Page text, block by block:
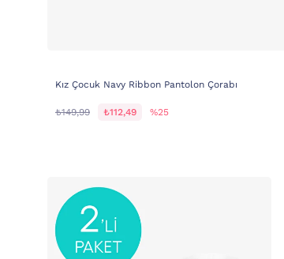
Kız Çocuk Navy Ribbon Pantolon Çorabı
₺149,99 ₺112,49 %25